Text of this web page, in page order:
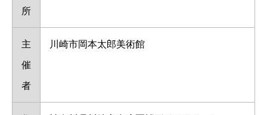
所
主
催
者
川崎市岡本太郎美術館